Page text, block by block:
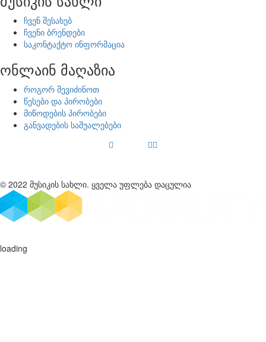
ჩვენ შესახებ
ჩვენი ბრენდები
საკონტაქტო ინფორმაცია
ონლაინ მაღაზია
როგორ შევიძინოთ
წესები და პირობები
მიწოდების პირობები
განვადების საშუალებები
© 2022 მუსიკის სახლი. ყველა უფლება დაცულია
loading